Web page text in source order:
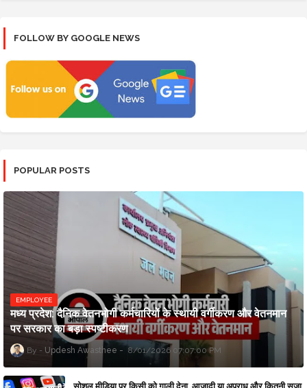
FOLLOW BY GOOGLE NEWS
POPULAR POSTS
EMPLOYEE
मध्य प्रदेश: दैनिक वेतनभोगी कर्मचारियों के स्थायी वर्गीकरण और वेतनमान
पर सरकार का बड़ा स्पष्टीकरण
Updesh Awasthee 8/01/2026 07:07:00 PM